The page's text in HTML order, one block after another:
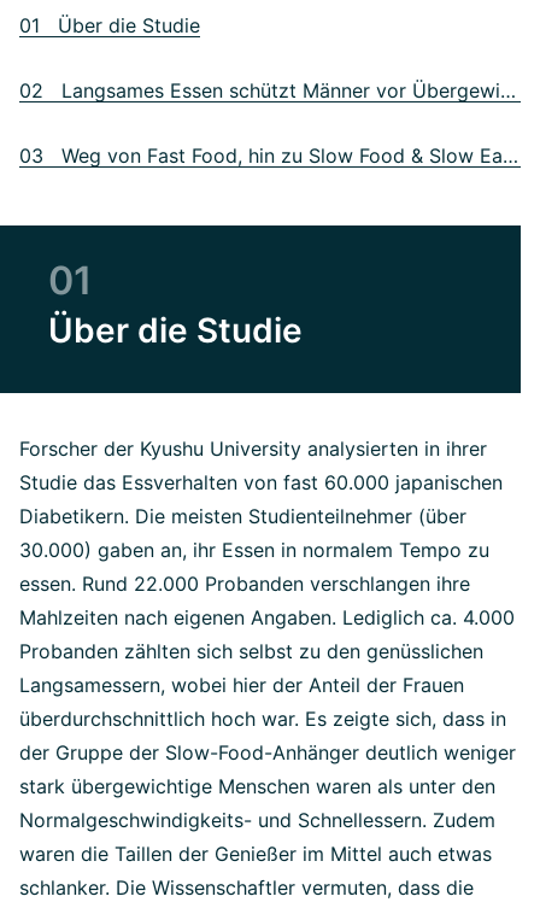
01 Über die Studie
02 Langsames Essen schützt Männer vor Übergewicht
03 Weg von Fast Food, hin zu Slow Food & Slow Eating
01
Über die Studie
Forscher der Kyushu University analysierten in ihrer
Studie das Essverhalten von fast 60.000 japanischen
Diabetikern. Die meisten Studienteilnehmer (über
30.000) gaben an, ihr Essen in normalem Tempo zu
essen. Rund 22.000 Probanden verschlangen ihre
Mahlzeiten nach eigenen Angaben. Lediglich ca. 4.000
Probanden zählten sich selbst zu den genüsslichen
Langsamessern, wobei hier der Anteil der Frauen
überdurchschnittlich hoch war. Es zeigte sich, dass in
der Gruppe der Slow-Food-Anhänger deutlich weniger
stark übergewichtige Menschen waren als unter den
Normalgeschwindigkeits- und Schnellessern. Zudem
waren die Taillen der Genießer im Mittel auch etwas
schlanker. Die Wissenschaftler vermuten, dass die